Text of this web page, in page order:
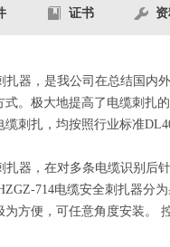
证书
扎器，是我公司在总结国
。极大地提高了电缆刺扎
刺扎，均按照行业标准
扎器 ，在对多条电缆识别后
714电缆安全刺扎器分
方便，可任意角度安装。